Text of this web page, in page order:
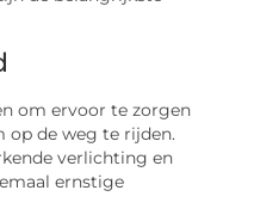
om ervoor te zorgen
de weg te rijden.
verlichting en
ernstige